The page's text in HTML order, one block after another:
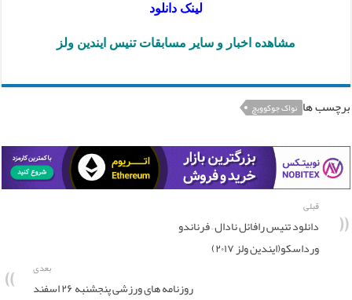
لینک دانلود
مشاهده اخبار و سایر مسابقات تنیس ایندین ولز
برچسب ها نواک جوکوویچ
قبلی
دانلود تنیس رافائل نادال – فرناندو
ورداسکو(ایندین ولز ۲۰۱۷)
بعدی
روزنامه های ورزشی پنجشنبه ۲۶ اسفند